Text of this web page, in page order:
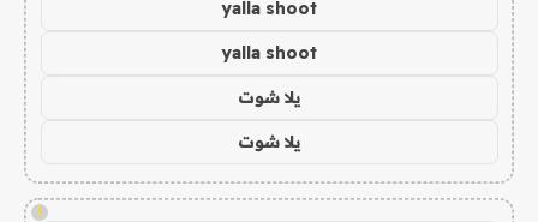
yalla shoot
yalla shoot
يلا شوت
يلا شوت
!